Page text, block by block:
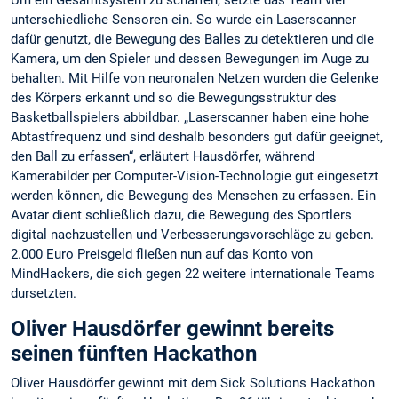
unterschiedliche Sensoren ein. So wurde ein Laserscanner
dafür genutzt, die Bewegung des Balles zu detektieren und die
Kamera, um den Spieler und dessen Bewegungen im Auge zu
behalten. Mit Hilfe von neuronalen Netzen wurden die Gelenke
des Körpers erkannt und so die Bewegungsstruktur des
Basketballspielers abbildbar. „Laserscanner haben eine hohe
Abtastfrequenz und sind deshalb besonders gut dafür geeignet,
den Ball zu erfassen“, erläutert Hausdörfer, während
Kamerabilder per Computer-Vision-Technologie gut eingesetzt
werden können, die Bewegung des Menschen zu erfassen. Ein
Avatar dient schließlich dazu, die Bewegung des Sportlers
digital nachzustellen und Verbesserungsvorschläge zu geben.
2.000 Euro Preisgeld fließen nun auf das Konto von
MindHackers, die sich gegen 22 weitere internationale Teams
dursetzten.
Oliver Hausdörfer gewinnt bereits
seinen fünften Hackathon
Oliver Hausdörfer gewinnt mit dem Sick Solutions Hackathon